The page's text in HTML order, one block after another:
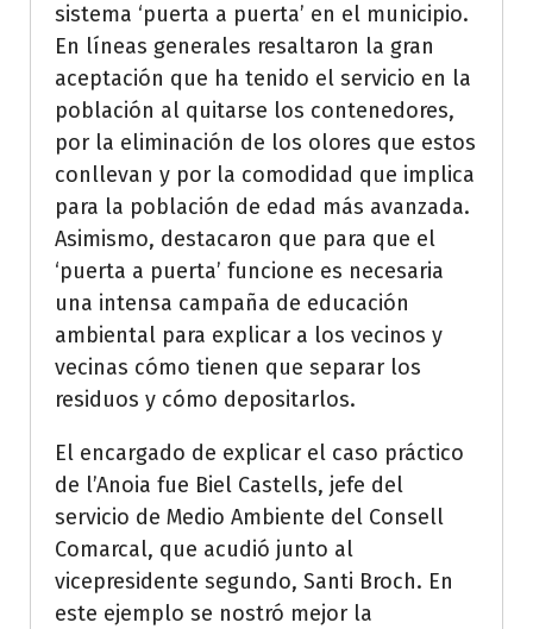
sistema ‘puerta a puerta’ en el municipio.
En líneas generales resaltaron la gran
aceptación que ha tenido el servicio en la
población al quitarse los contenedores,
por la eliminación de los olores que estos
conllevan y por la comodidad que implica
para la población de edad más avanzada.
Asimismo, destacaron que para que el
‘puerta a puerta’ funcione es necesaria
una intensa campaña de educación
ambiental para explicar a los vecinos y
vecinas cómo tienen que separar los
residuos y cómo depositarlos.
El encargado de explicar el caso práctico
de l’Anoia fue Biel Castells, jefe del
servicio de Medio Ambiente del Consell
Comarcal, que acudió junto al
vicepresidente segundo, Santi Broch. En
este ejemplo se nostró mejor la